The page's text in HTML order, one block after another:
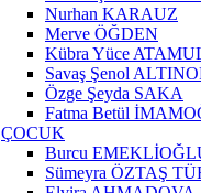
Nurhan KARAUZ
Merve ÖĞDEN
Kübra Yüce
Savaş Şenol
Özge Şeyda SAKA
Fatma Betül
ÇOCUK
Burcu
Sümeyra ÖZTAŞ